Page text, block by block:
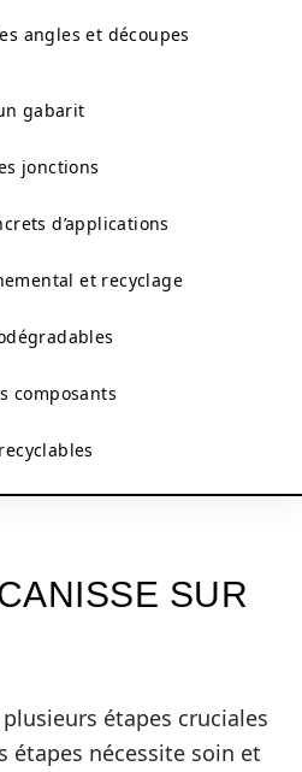
angles et découpes
gabarit
jonctions
d’applications
et recyclage
composants
SUR
étapes cruciales
étapes nécessite soin et